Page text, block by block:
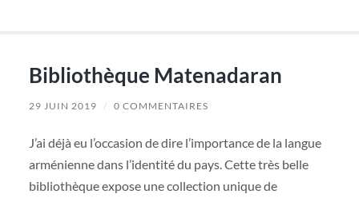
Bibliothèque Matenadaran
29 JUIN 2019 / 0 COMMENTAIRES
J’ai déjà eu l’occasion de dire l’importance de la langue
arménienne dans l’identité du pays. Cette très belle
bibliothèque expose une collection unique de